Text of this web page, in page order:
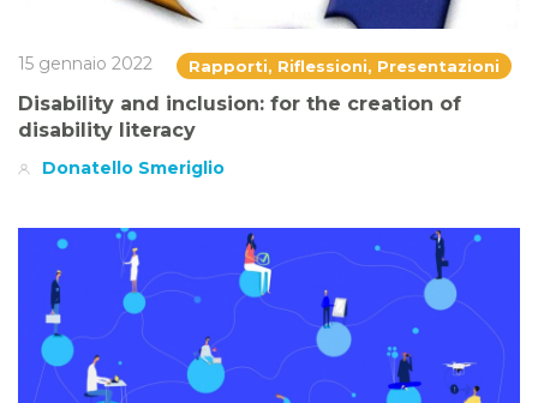
15 gennaio 2022 Rapporti, Riflessioni, Presentazioni
Disability and inclusion: for the creation of
disability literacy
Donatello Smeriglio